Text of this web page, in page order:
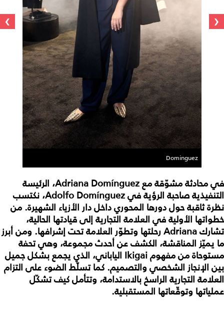
Dominguez
‹
›
في محادثة مشوّقة مع Adriana Domínguez، الرئيسة
التنفيذية صاحبة الرؤية في Adolfo Domínguez، نكتسب
نظرة ثاقبة حول دورها المحوري داخل دار الأزياء الشهيرة. من
خطواتها الأولية في العلامة التجارية إلى قيادتها الحالية،
تشارك Adriana رحلتها وتطوّر العلامة تحت إشرافها. ومن أبرز
ما يميّز المناقشة، الكشف عن أحدث مجموعة، وهي تحفة
مستوحاة من مفهوم Ikigai الياباني، الذي يجمع بشكل جميل
بين الإنجاز الشخصي والتصميم. كما تسلّط الضوء على التزام
العلامة التجارية الراسخ بالاستدامة، وتتأمل كيف تشكّل
عملياتها وتوقّعاتها المستقبلية.